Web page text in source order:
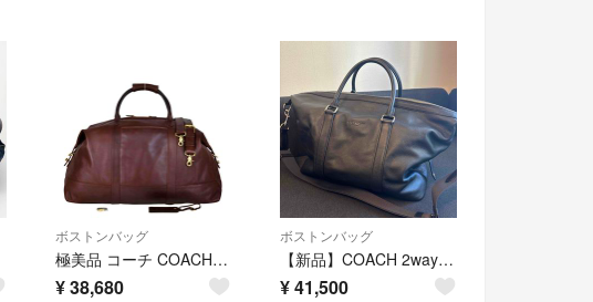
ボストンバッグ
極美品 コーチ COACH オールドコーチ ボストンバッグ 2WAY USA製
¥38,680
ボストンバッグ
【新品】COACH 2way ボストンバッグ ブラック
¥41,500